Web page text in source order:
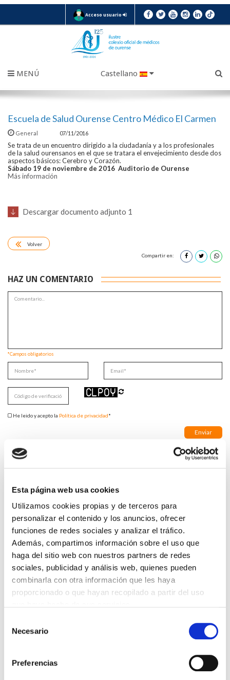
Esta página web usa cookies
Utilizamos cookies propias y de terceros para
personalizar el contenido y los anuncios, ofrecer
funciones de redes sociales y analizar el tráfico.
Además, compartimos información sobre el uso que
haga del sitio web con nuestros partners de redes
sociales, publicidad y análisis web, quienes pueden
combinarla con otra información que les haya
proporcionado o que hayan recopilado a partir del uso
Necesario
Preferencias
Acceso usuario
MENÚ Castellano
Escuela de Salud Ourense Centro Médico El Carmen
General 07/11/2016
Se trata de un encuentro dirigido a la ciudadanía y a los profesionales
de la salud ourensanos en el que se tratara el envejecimiento desde dos
aspectos básicos: Cerebro y Corazón.
Sábado 19 de noviembre de 2016 Auditorio de Ourense
Más información
Descargar documento adjunto 1
Volver
Compartir en:
HAZ UN COMENTARIO
*Campos obligatorios
He leido y acepto la Política de privacidad*
LABOR DE LOS TUTORES DE RESIDENTES
06/08/2026
LA ALIANZA MÉDICA POR LA SALUD PLANETARIA SE ADHIERE
AL PACTO DE ESTADO FRENTE A LA EMERGENCIA CLIMÁTICA
03/08/2026
PREMIOS DE LA REAL ACADEMIA DE MEDICINA DE GALICIA
2026
31/07/2026
CARTA DEL PRESIDENTE DE MUTUAL MÉDICA SOBRE LA
REFORMA DE LAS MUTUALIDADES ALTERNATIVAS Y LA
PASARELA AL RETA
EL COLEGIO MÉDICO DE OURENSE CONVOCA EL I CERTAMEN
DE CASOS CLÍNICOS PARA MÉDICOS INTERNOS RESIDENTES
TRÁFICO SUPRIME LAS EXENCIONES MÉDICAS PARA EL USO